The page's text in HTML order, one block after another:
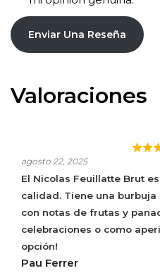
Enviar Una Reseña
Valoraciones
ROSADO DELICIOSO,
COMIDAS LIGERAS.
agosto 22, 2025
El Nicolas Feuillatte Brut
calidad. Tiene una
con notas de frutas y
celebraciones o como
opción!
Pau Ferrer